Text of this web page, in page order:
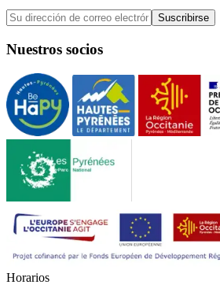
Suscribirse
Nuestros socios
Horarios